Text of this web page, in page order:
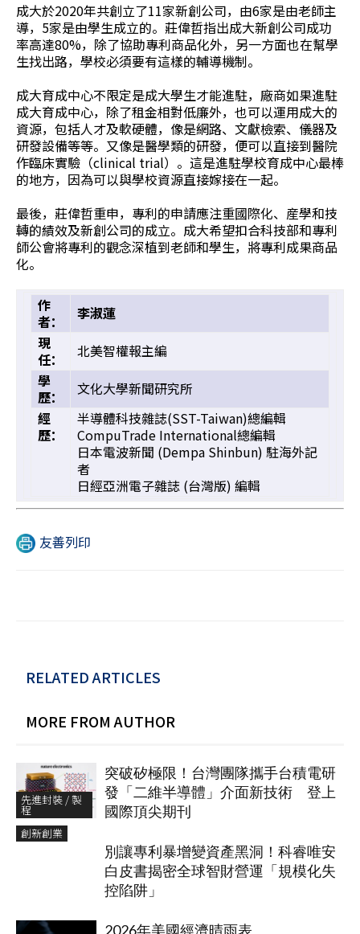
成大於2020年共創立了11家新創公司，由6家是由老師主
導，5家是由學生成立的。莊偉哲指出成大新創公司成功
率高達80%，除了協助專利商品化外，另一方面也在幫學
生找出路，學校必須要有這樣的輔導機制。
成大育成中心不限定是成大學生才能進駐，廠商如果進駐
成大育成中心，除了租金相對低廉外，也可以運用成大的
資源，包括人才及軟硬體，像是網路、文獻檢索、儀器及
研發設備等等。又像是醫學類的研發，便可以直接到醫院
作臨床實驗（clinical trial）。這是進駐學校育成中心最棒
的地方，因為可以與學校資源直接嫁接在一起。
最後，莊偉哲重申，專利的申請應注重國際化、産學和技
轉的績效及新創公司的成立。成大希望扣合科技部和專利
師公會將專利的觀念深植到老師和學生，將專利成果商品
化。
作
者：
李淑蓮
現
任：
北美智權報主編
學
歷：
文化大學新聞研究所
經
歷：
半導體科技雜誌(SST-Taiwan)總編輯
CompuTrade International總編輯
日本電波新聞 (Dempa Shinbun) 駐海外記
者
日經亞洲電子雜誌 (台灣版) 編輯
友善列印
RELATED ARTICLES
MORE FROM AUTHOR
先進封裝 / 製
程
突破矽極限！台灣團隊攜手台積電研
發「二維半導體」介面新技術 登上
國際頂尖期刊
創新創業
別讓專利暴增變資產黑洞！科睿唯安
白皮書揭密全球智財營運「規模化失
控陷阱」
2026年美國經濟晴雨表